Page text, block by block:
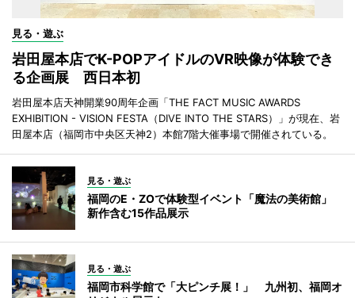
見る・遊ぶ
岩田屋本店でK-POPアイドルのVR映像が体験でき
る企画展 西日本初
岩田屋本店天神開業90周年企画「THE FACT MUSIC AWARDS
EXHIBITION - VISION FESTA（DIVE INTO THE STARS）」が現在、岩
田屋本店（福岡市中央区天神2）本館7階大催事場で開催されている。
見る・遊ぶ
福岡のE・ZOで体験型イベント「魔法の美術館」
新作含む15作品展示
見る・遊ぶ
福岡市科学館で「大ピンチ展！」 九州初、福岡オ